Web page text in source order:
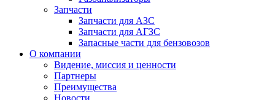
Запчасти
Запчасти для АЗС
Запчасти для АГЗС
Запасные части для бензовозов
О компании
Видение, миссия и ценности
Партнеры
Преимущества
Новости